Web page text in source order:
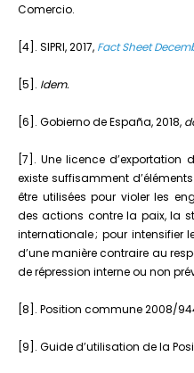
Comercio.
[4]. SIPRI, 2017, Fact Sheet
[5]. Idem.
[6]. Gobierno de España, 2018,
[7]. Une licence d’exportation
existe suffisamment
être utilisées pour violer les
des actions contre la paix, la
internationale ; pour intensifier
d’une manière contraire au
de répression interne ou non
[8]. Position commune 2008/
[9]. Guide d’utilisation de la